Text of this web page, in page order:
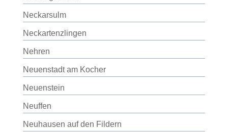
Neckarsulm
Neckartenzlingen
Nehren
Neuenstadt am Kocher
Neuenstein
Neuffen
Neuhausen auf den Fildern